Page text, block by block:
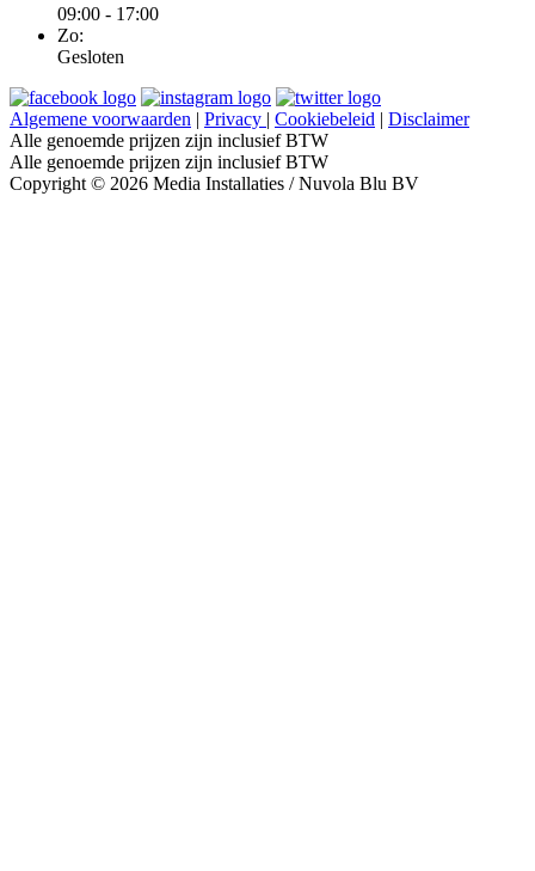
09:00 - 17:00
Zo:
Gesloten
Algemene voorwaarden | Privacy | Cookiebeleid | Disclaimer
Alle genoemde prijzen zijn inclusief BTW
Alle genoemde prijzen zijn inclusief BTW
Copyright © 2026 Media Installaties / Nuvola Blu BV